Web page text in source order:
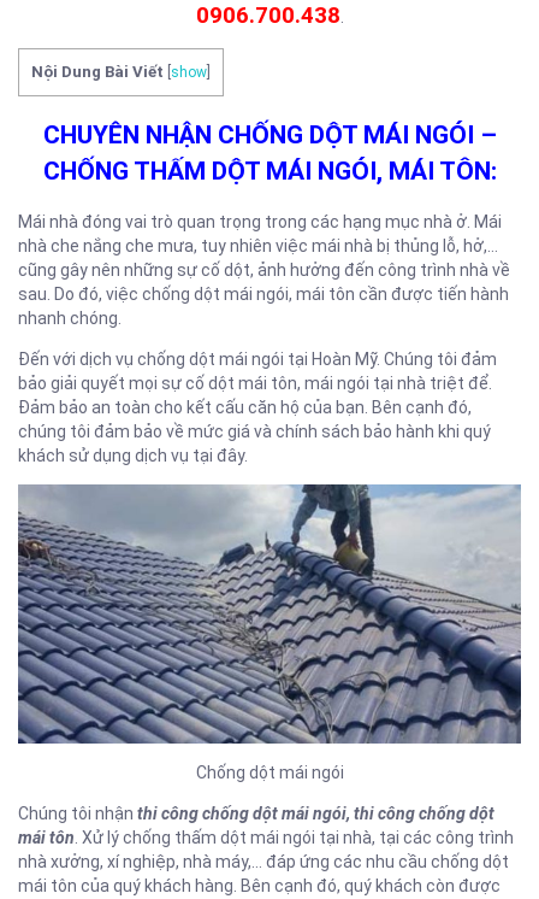
0906.700.438
Nội Dung Bài Viết show
CHUYÊN NHẬN CHỐNG DỘT MÁI NGÓI –
CHỐNG THẤM DỘT MÁI NGÓI, MÁI TÔN:
Mái nhà đóng vai trò quan trọng trong các hạng mục nhà ở. Mái
nhà che nắng che mưa, tuy nhiên việc mái nhà bị thủng lỗ, hở,…
cũng gây nên những sự cố dột, ảnh hưởng đến công trình nhà về
sau. Do đó, việc chống dột mái ngói, mái tôn cần được tiến hành
nhanh chóng.
Đến với dịch vụ chống dột mái ngói tại Hoàn Mỹ. Chúng tôi đảm
bảo giải quyết mọi sự cố dột mái tôn, mái ngói tại nhà triệt để.
Đảm bảo an toàn cho kết cấu căn hộ của bạn. Bên cạnh đó,
chúng tôi đảm bảo về mức giá và chính sách bảo hành khi quý
khách sử dụng dịch vụ tại đây.
Chống dột mái ngói
Chúng tôi nhận thi công chống dột mái ngói, thi công chống dột
mái tôn. Xử lý chống thấm dột mái ngói tại nhà, tại các công trình
nhà xưởng, xí nghiệp, nhà máy,… đáp ứng các nhu cầu chống dột
mái tôn của quý khách hàng. Bên cạnh đó, quý khách còn được